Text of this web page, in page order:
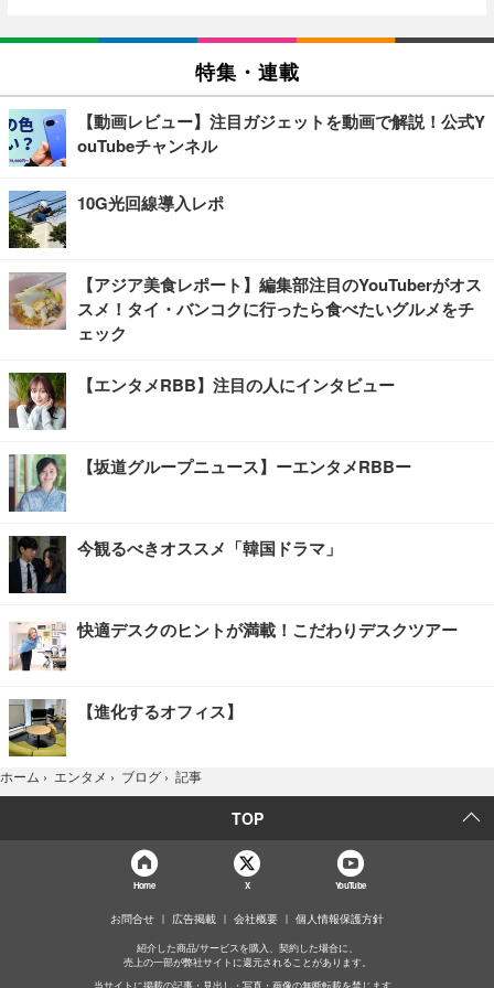
特集・連載
【動画レビュー】注目ガジェットを動画で解説！公式Y
ouTubeチャンネル
10G光回線導入レポ
【アジア美食レポート】編集部注目のYouTuberがオス
スメ！タイ・バンコクに行ったら食べたいグルメをチ
ェック
【エンタメRBB】注目の人にインタビュー
【坂道グループニュース】ーエンタメRBBー
今観るべきオススメ「韓国ドラマ」
快適デスクのヒントが満載！こだわりデスクツアー
【進化するオフィス】
ホーム › エンタメ › ブログ › 記事
TOP
Home X YouTube
お問合せ 広告掲載 会社概要 個人情報保護方針
紹介した商品/サービスを購入、契約した場合に、
売上の一部が弊社サイトに還元されることがあります。
当サイトに掲載の記事・見出し・写真・画像の無断転載を禁じます。